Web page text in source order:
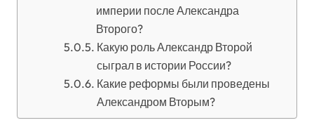
империи после Александра
Второго?
Какую роль Александр Второй
сыграл в истории России?
Какие реформы были проведены
Александром Вторым?